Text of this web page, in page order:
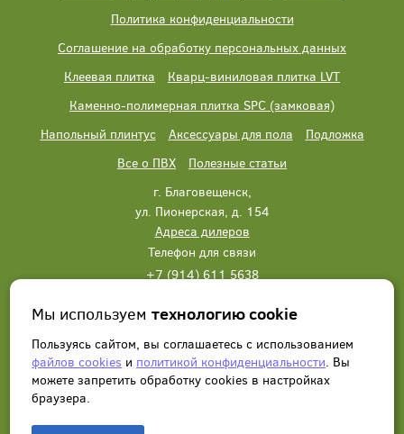
Политика конфиденциальности
Соглашение на обработку персональных данных
Клеевая плитка
Кварц-виниловая плитка LVT
Каменно-полимерная плитка SPC (замковая)
Напольный плинтус
Аксессуары для пола
Подложка
Все о ПВХ
Полезные статьи
г. Благовещенск,
ул. Пионерская, д. 154
Адреса дилеров
Телефон для связи
+7 (914) 611 5638
Написать нам Заказать звонок
Мы используемтехнологию cookie
Пользуясь сайтом, вы соглашаетесь с использованием
файлов cookies и политикой конфиденциальности. Вы
можете запретить обработку сookies в настройках
браузера.